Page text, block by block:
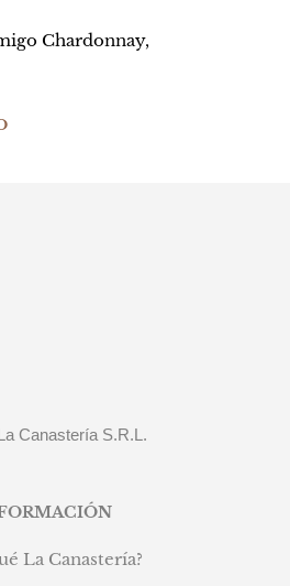
Chardonnay,
Canastería S.R.L.
La Canastería?